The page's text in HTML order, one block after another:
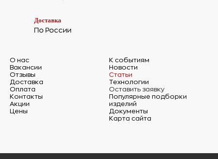
Доставка
По России
О нас
Вакансии
Отзывы
Доставка
Оплата
Контакты
Акции
Цены
К событиям
Новости
Статьи
Технологии
Оставить заявку
Популярные подборки
изделий
Документы
Карта сайта